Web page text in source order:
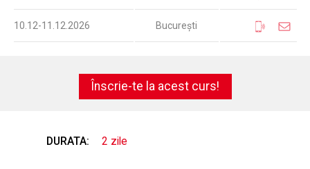
10.12-11.12.2026 București
Înscrie-te la acest curs!
DURATA: 2 zile